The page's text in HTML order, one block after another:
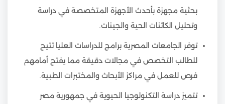
بحثية مجهزة بأحدث الأجهزة المتخصصة في دراسة
وتحليل الكائنات الحية والجينات.
توفر الجامعات المصرية برامج للدراسات العليا تتيح
للطالب التخصص في مجالات دقيقة مما يفتح أمامهم
فرص للعمل في مراكز الأبحاث والمختبرات الطبية.
تتميز دراسة التكنولوجيا الحيوية في جمهورية مصر